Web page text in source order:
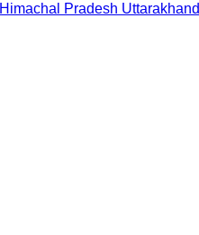
Himachal Pradesh Uttarakhand